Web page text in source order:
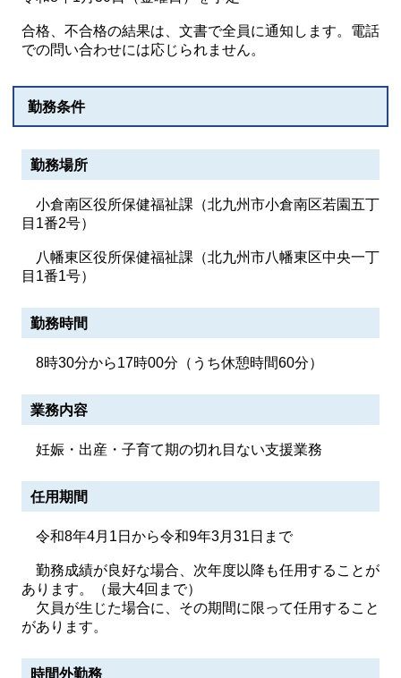
合格、不合格の結果は、文書で全員に通知します。電話
での問い合わせには応じられません。
勤務条件
勤務場所
小倉南区役所保健福祉課（北九州市小倉南区若園五丁
目1番2号）
八幡東区役所保健福祉課（北九州市八幡東区中央一丁
目1番1号）
勤務時間
8時30分から17時00分（うち休憩時間60分）
業務内容
妊娠・出産・子育て期の切れ目ない支援業務
任用期間
令和8年4月1日から令和9年3月31日まで
勤務成績が良好な場合、次年度以降も任用することが
あります。（最大4回まで）
欠員が生じた場合に、その期間に限って任用すること
があります。
時間外勤務